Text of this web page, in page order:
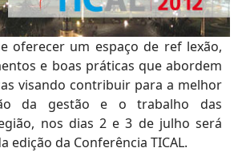
oferecer um espaço de ref lexão,
e boas práticas que abordem
visando contribuir para a melhor
da gestão e o trabalho das
nos dias 2 e 3 de julho será
edição da Conferência TICAL.